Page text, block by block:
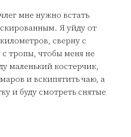
мне нужно встать
Я уйду от
сверну с
тропы, чтобы меня не
маленький костерчик,
и вскипятить чаю, а
и буду смотреть снятые